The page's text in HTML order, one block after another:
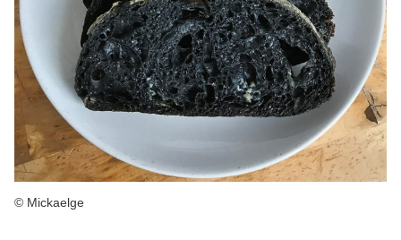
© Mickaelge